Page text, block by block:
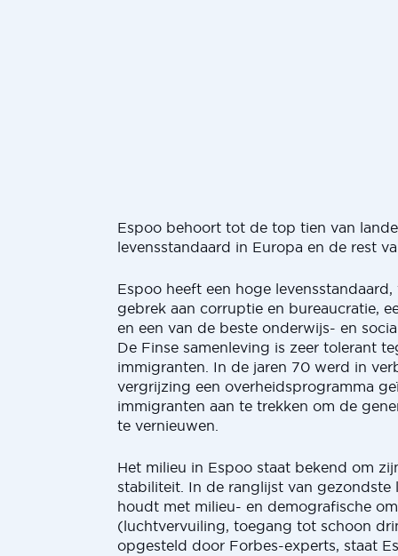
Espoo behoort tot de top tien van
levensstandaard in Europa en de rest
Espoo heeft een hoge levensstandaard,
gebrek aan corruptie en bureaucratie,
en een van de beste onderwijs- en
De Finse samenleving is zeer tolerant
immigranten. In de jaren 70 werd in
vergrijzing een overheidsprogramma
immigranten aan te trekken om de
te vernieuwen.
Het milieu in Espoo staat bekend om
stabiliteit. In de ranglijst van gezondste
houdt met milieu- en demografische
(luchtvervuiling, toegang tot schoon
opgesteld door Forbes-experts, staat